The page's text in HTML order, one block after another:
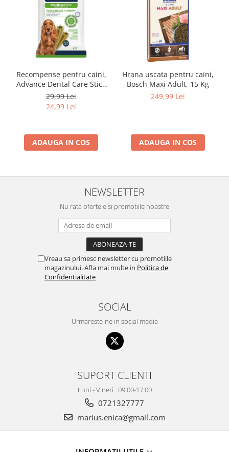
Recompense pentru caini,
Advance Dental Care Stick
Medium/Maxi, 180g
29,99 Lei
24,99 Lei
ADAUGA IN COS
Hrana uscata pentru caini,
Bosch Maxi Adult, 15 Kg
249,99 Lei
ADAUGA IN COS
NEWSLETTER
Nu rata ofertele si promotiile noastre
Vreau sa primesc newsletter cu promotiile
magazinului. Afla mai multe in Politica de
Confidentialitate
SOCIAL
Urmareste-ne in social media
SUPORT CLIENTI
Luni - Vineri : 09.00-17.00
0721327777
marius.enica@gmail.com